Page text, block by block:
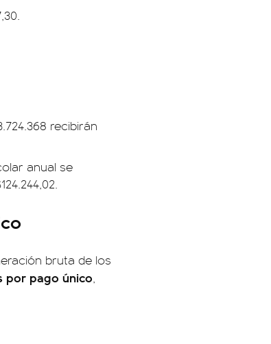
recibirán
anual se
bruta de los
por pago único,